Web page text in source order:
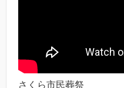
さくら市民葬祭